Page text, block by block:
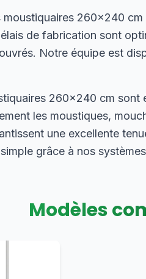
moustiquaires 260×240
de fabrication sont
Notre équipe est
260×240 cm sont
les moustiques,
une excellente
grâce à nos
Modèles